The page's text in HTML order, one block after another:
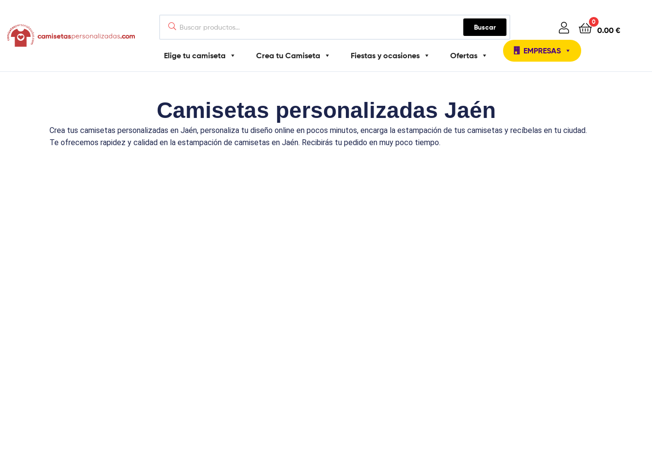
Buscar
0
0.00 €
Elige tu camiseta Crea tu Camiseta Fiestas y ocasiones Ofertas EMPRESAS
Camisetas personalizadas Jaén
Crea tus camisetas personalizadas en Jaén, personaliza tu diseño online en pocos minutos, encarga la estampación de tus camisetas y recíbelas en tu ciudad.
Te ofrecemos rapidez y calidad en la estampación de camisetas en Jaén. Recibirás tu pedido en muy poco tiempo.